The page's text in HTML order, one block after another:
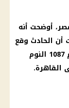
أوضحت أنه
أن الحادث وقع
النوم
القاهرة.